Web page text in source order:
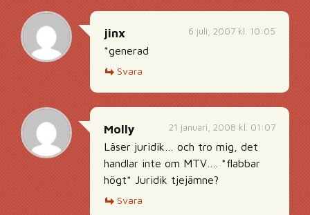
6 juli, 2007 kl. 10:05
jinx
*generad
Svara
21 januari, 2008 kl. 01:07
Molly
Läser juridik… och tro mig, det
handlar inte om MTV…. *flabbar
högt* Juridik tjejämne?
Svara